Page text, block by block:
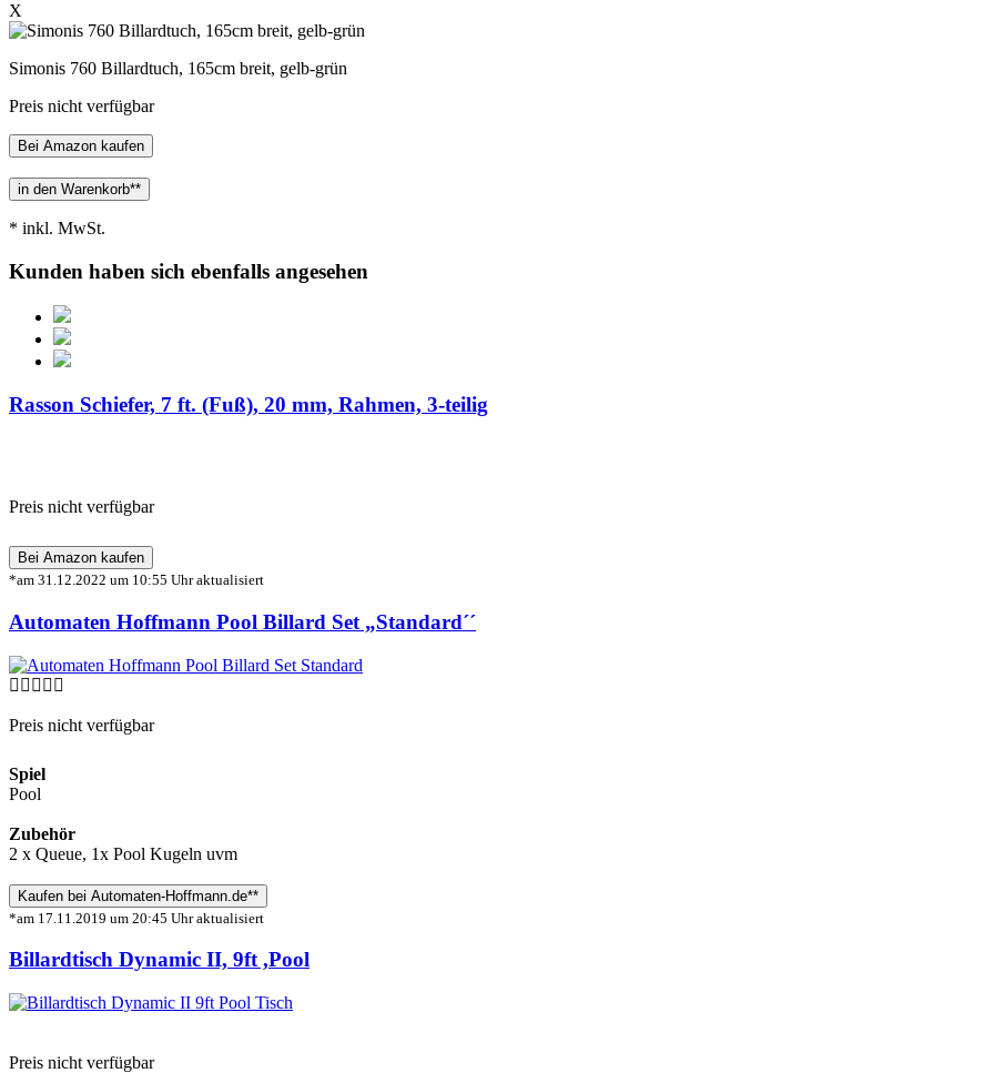
X
Simonis 760 Billardtuch, 165cm breit, gelb-grün
Preis nicht verfügbar
Bei Amazon kaufen
* inkl. MwSt.
Kunden haben sich ebenfalls angesehen
Rasson Schiefer, 7 ft. (Fuß), 20 mm, Rahmen, 3-teilig
Preis nicht verfügbar
Bei Amazon kaufen
*am 31.12.2022 um 10:55 Uhr aktualisiert
Automaten Hoffmann Pool Billard Set „Standard´´
Preis nicht verfügbar
Spiel
Pool
Zubehör
2 x Queue, 1x Pool Kugeln uvm
Kaufen bei Automaten-Hoffmann.de**
*am 17.11.2019 um 20:45 Uhr aktualisiert
Billardtisch Dynamic II, 9ft ,Pool
Preis nicht verfügbar